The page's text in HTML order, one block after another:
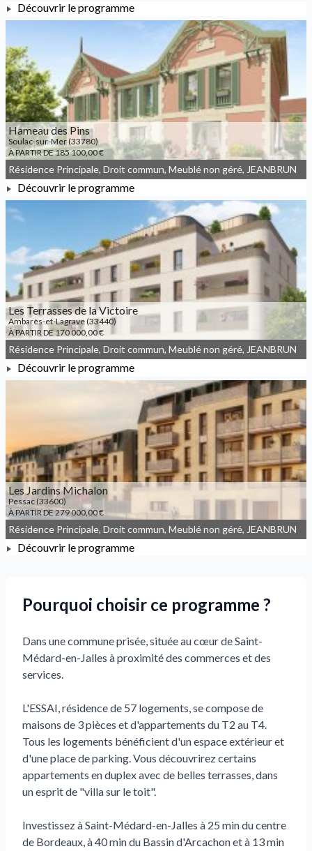
À PARTIR DE 109 062,00 €
Découvrir le programme
Hameau des Pins
Soulac-sur-Mer (33780)
À PARTIR DE 185 100,00 €
À PARTIR DE 185 100,00 €
Résidence Principale, Droit commun, Meublé non géré, JEANBRUN
Découvrir le programme
Les Terrasses de la Victoire
Ambarès-et-Lagrave (33440)
À PARTIR DE 170 000,00 €
À PARTIR DE 170 000,00 €
Résidence Principale, Droit commun, Meublé non géré, JEANBRUN
Découvrir le programme
Les Jardins Michalon
Pessac (33600)
À PARTIR DE 279 000,00 €
À PARTIR DE 279 000,00 €
Résidence Principale, Droit commun, Meublé non géré, JEANBRUN
Découvrir le programme
Pourquoi choisir ce programme ?
Dans une commune prisée, située au cœur de Saint-
Médard-en-Jalles à proximité des commerces et des
services.
L'ESSAI, résidence de 57 logements, se compose de
maisons de 3 pièces et d'appartements du T2 au T4.
Tous les logements bénéficient d'un espace extérieur et
d'une place de parking. Vous découvrirez certains
appartements en duplex avec de belles terrasses, dans
un esprit de "villa sur le toit".
Investissez à Saint-Médard-en-Jalles à 25 min du centre
de Bordeaux, à 40 min du Bassin d'Arcachon et à 13 min